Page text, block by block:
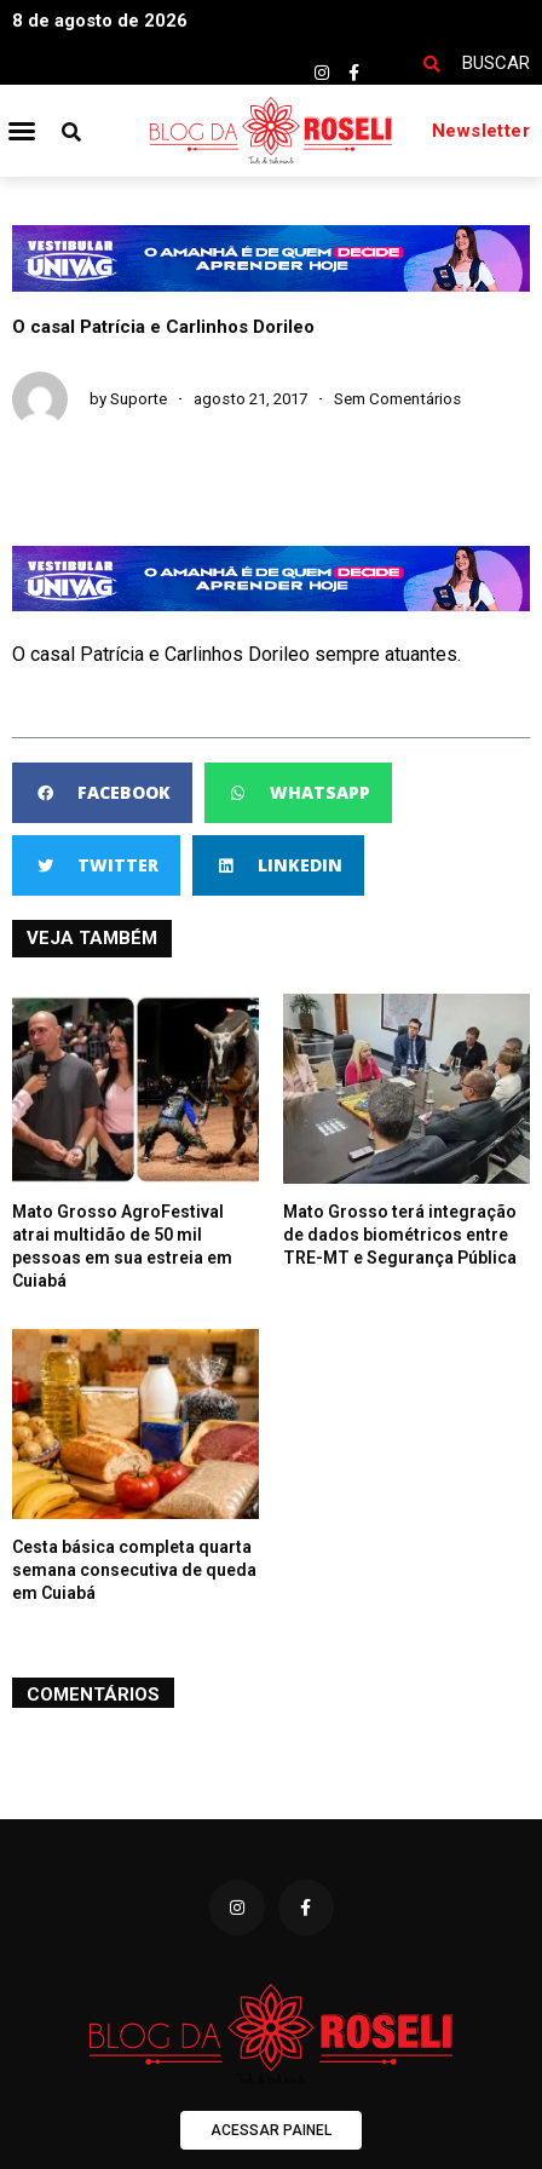
8 de agosto de 2026
BUSCAR
Newsletter
O casal Patrícia e Carlinhos Dorileo
by Suporte agosto 21, 2017 Sem Comentários
O casal Patrícia e Carlinhos Dorileo sempre atuantes.
FACEBOOK WHATSAPP
TWITTER LINKEDIN
VEJA TAMBÉM
Mato Grosso AgroFestival
atrai multidão de 50 mil
pessoas em sua estreia em
Cuiabá
Mato Grosso terá integração
de dados biométricos entre
TRE-MT e Segurança Pública
Cesta básica completa quarta
semana consecutiva de queda
em Cuiabá
COMENTÁRIOS
ACESSAR PAINEL